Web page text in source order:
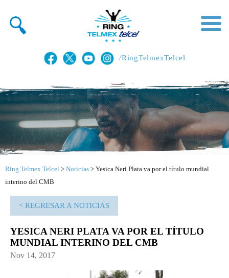
/RingTelmexTelcel
Ring Telmex Telcel > Noticias > Yesica Neri Plata va por el título mundial
interino del CMB
< REGRESAR A NOTICIAS
YESICA NERI PLATA VA POR EL TÍTULO
MUNDIAL INTERINO DEL CMB
Nov 14, 2017